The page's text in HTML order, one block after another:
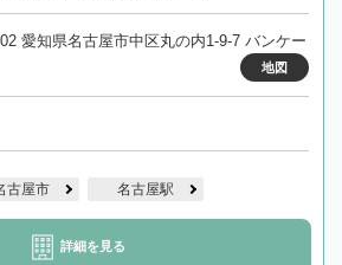
愛知県名古屋市中区丸の内1-9-7 バンケー
地図
古屋市 名古屋駅
詳細を見る